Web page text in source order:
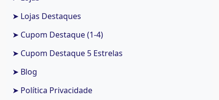
➤ Lojas Destaques
➤ Cupom Destaque (1-4)
➤ Cupom Destaque 5 Estrelas
➤ Blog
➤ Política Privacidade